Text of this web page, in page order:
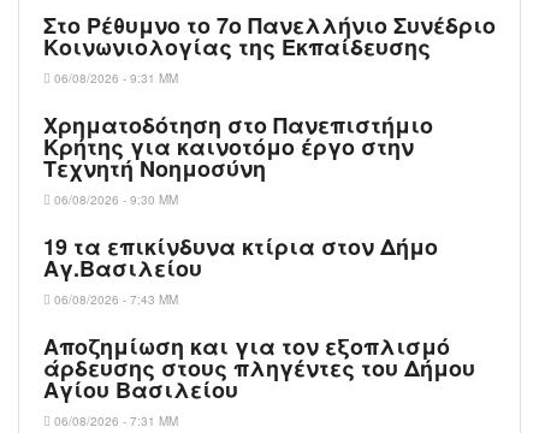
Στο Ρέθυμνο το 7ο Πανελλήνιο Συνέδριο
Κοινωνιολογίας της Εκπαίδευσης
06/08/2026 - 9:31 ΜΜ
Χρηματοδότηση στο Πανεπιστήμιο
Κρήτης για καινοτόμο έργο στην
Τεχνητή Νοημοσύνη
06/08/2026 - 9:30 ΜΜ
19 τα επικίνδυνα κτίρια στον Δήμο
Αγ.Βασιλείου
06/08/2026 - 7:43 ΜΜ
Αποζημίωση και για τον εξοπλισμό
άρδευσης στους πληγέντες του Δήμου
Αγίου Βασιλείου
06/08/2026 - 7:31 ΜΜ